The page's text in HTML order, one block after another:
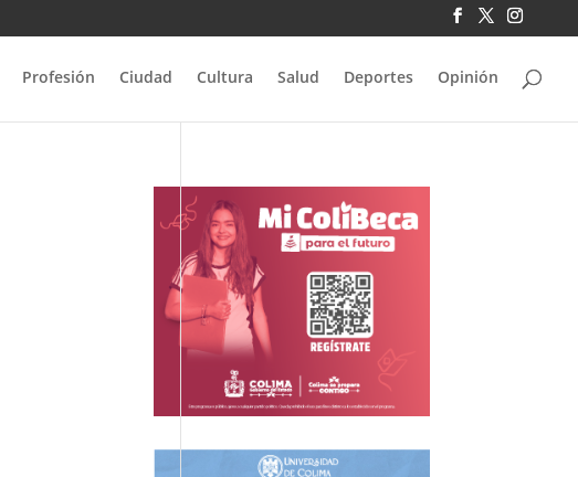
Profesión Ciudad Cultura Salud Deportes Opinión